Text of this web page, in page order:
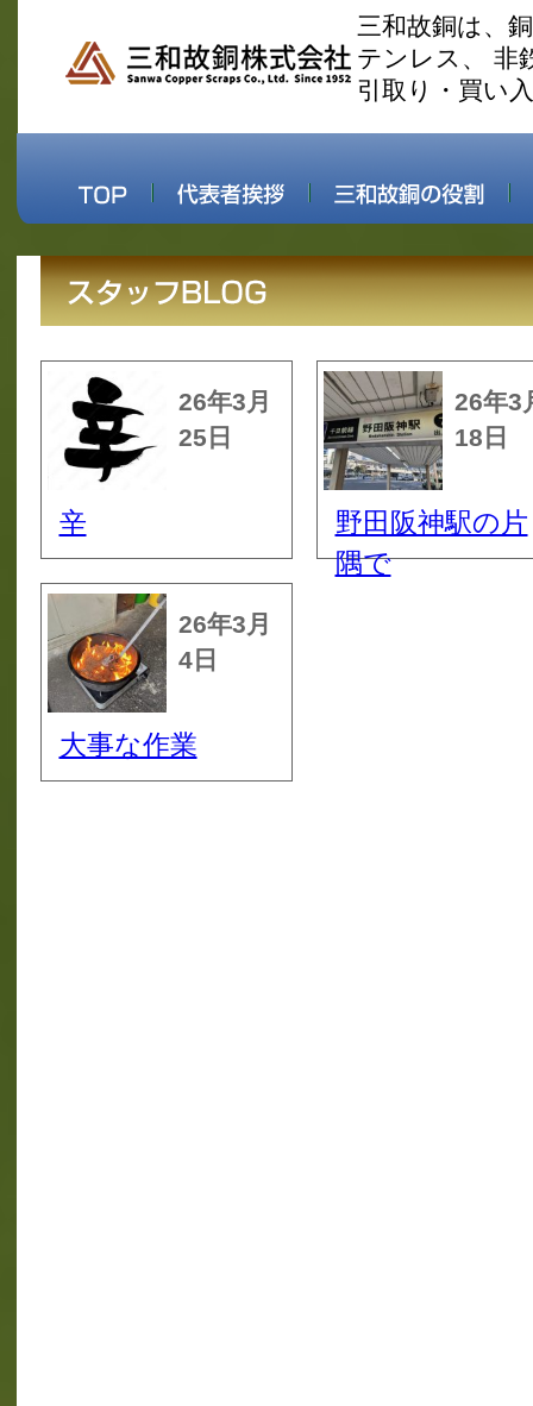
三和故銅は、
テンレス、 非
引取り・買い
26年3月
25日
辛
26年3
18日
野田阪神駅の片
隅で
26年3月
4日
大事な作業